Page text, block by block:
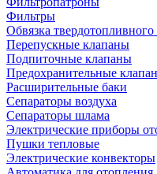
Фильтры
Обвязка твердотопливного
Перепускные клапаны
Подпиточные клапаны
Предохранительные
Расширительные баки
Сепараторы воздуха
Сепараторы шлама
Электрические приборы
Пушки тепловые
Электрические конвекторы